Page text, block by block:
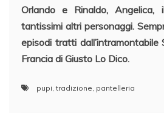
Orlando e Rinaldo,
tantissimi altri personaggi.
episodi tratti dall’intramontabile
Francia di Giusto Lo Dico.
pupi,tradizione, pantelleria